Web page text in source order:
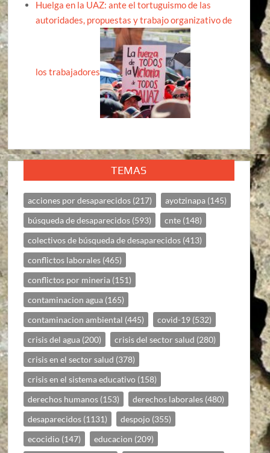
Huelga en la UAZ: ante el tortuguismo de las
autoridades, propuestas y trabajo organizativo de
los trabajadores
TEMAS
acciones por desaparecidos (217) ayotzinapa (145)
búsqueda de desaparecidos (593) cnte (148)
colectivos de búsqueda de desaparecidos (413)
conflictos laborales (465)
conflictos por mineria (151)
contaminacion agua (165)
contaminacion ambiental (445) covid-19 (532)
crisis del agua (200) crisis del sector salud (280)
crisis en el sector salud (378)
crisis en el sistema educativo (158)
derechos humanos (153) derechos laborales (480)
desaparecidos (1131) despojo (355)
ecocidio (147) educacion (209)